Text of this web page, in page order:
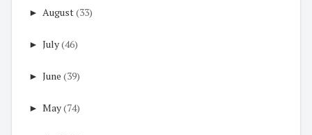
► August(33)
► July(46)
► June (39)
► May(74)